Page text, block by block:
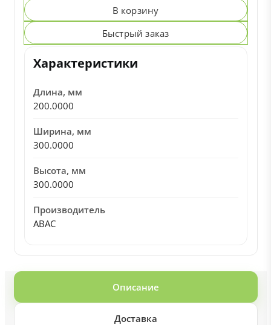
В корзину
Быстрый заказ
Характеристики
Длина, мм
200.0000
Ширина, мм
300.0000
Высота, мм
300.0000
Производитель
ABAC
Описание
Доставка